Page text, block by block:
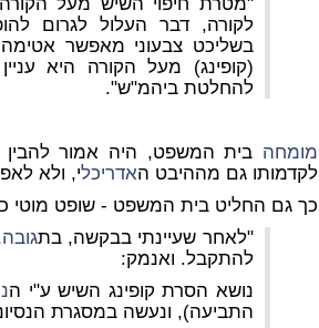
לקורה, דבר העלול לגרום
בשליכט צבעוני מאפשר
(קופינג) מעל הקורה היא עניין
להחלטת ביהמ"ש".
מומחה בית המשפט, היה אמור להבין
לקדמותו גם מההיבט האדריכלי, ולא
כך גם החליט בית המשפט - שופט מוטי כהן - על
"לאחר שעיינתי בבקשה, בתגובה
להתקבל. ואנמק:
נושא הסרת קופינג השיש ע"י ה
התביעה), ונעשה במסגרת